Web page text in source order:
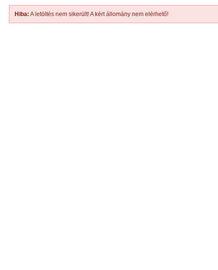
Hiba: A letöltés nem sikerült! A kért állomány nem elérhető!